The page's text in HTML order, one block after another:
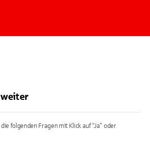
weiter
folgenden Fragen mit Klick auf “Ja” oder